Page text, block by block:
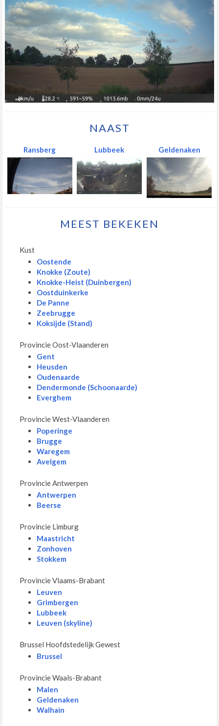
NAAST
Ransberg Lubbeek Geldenaken
MEEST BEKEKEN
Kust
Oostende
Knokke (Zoute)
Knokke-Heist (Duinbergen)
Oostduinkerke
De Panne
Zeebrugge
Koksijde (Stand)
Provincie Oost-Vlaanderen
Gent
Heusden
Oudenaarde
Dendermonde (Schoonaarde)
Everghem
Provincie West-Vlaanderen
Poperinge
Brugge
Waregem
Avelgem
Provincie Antwerpen
Antwerpen
Beerse
Provincie Limburg
Maastricht
Zonhoven
Stokkem
Provincie Vlaams-Brabant
Leuven
Grimbergen
Lubbeek
Leuven (skyline)
Brussel Hoofdstedelijk Gewest
Brussel
Provincie Waals-Brabant
Malen
Geldenaken
Walhain